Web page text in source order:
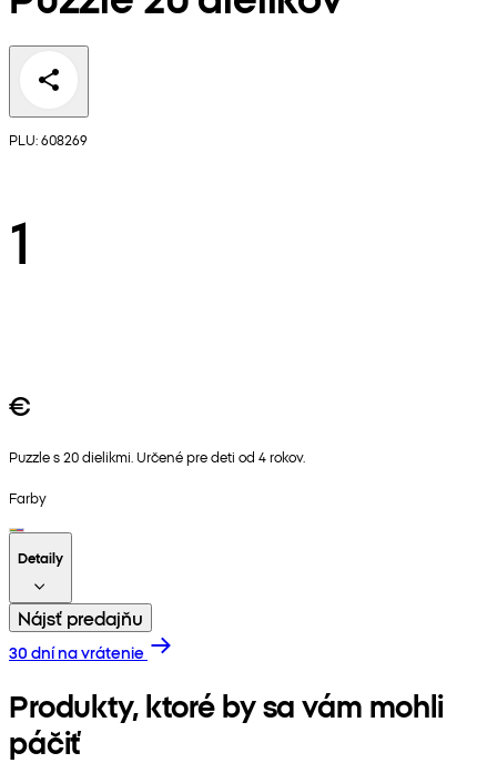
PLU: 608269
1
€
Puzzle s 20 dielikmi. Určené pre deti od 4 rokov.
Farby
Detaily
Nájsť predajňu
30 dní na vrátenie
Produkty, ktoré by sa vám mohli
páčiť